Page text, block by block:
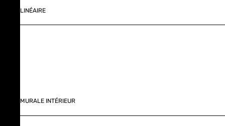
LINÉAIRE
MURALE INTÉRIEUR